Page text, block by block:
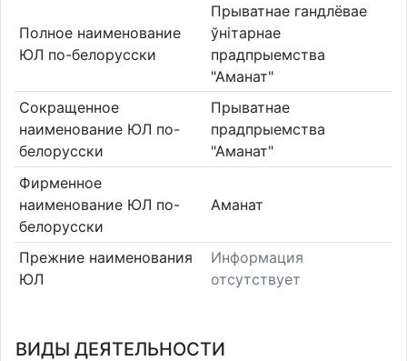
Полное наименование
ЮЛ по-белорусски
Прыватнае гандлёвае
ўнітарнае
прадпрыемства
"Аманат"
Сокращенное
наименование ЮЛ по-
белорусски
Прыватнае
прадпрыемства
"Аманат"
Фирменное
наименование ЮЛ по-
белорусски
Аманат
Прежние наименования
ЮЛ
Информация
отсутствует
ВИДЫ ДЕЯТЕЛЬНОСТИ